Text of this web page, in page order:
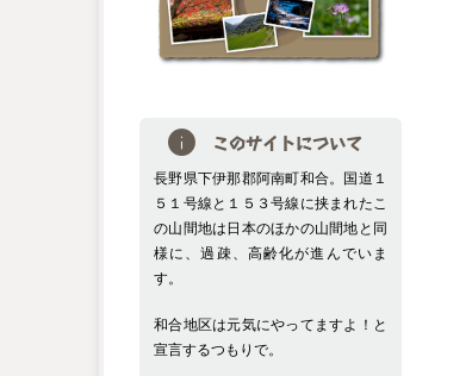
このサイトについて
長野県下伊那郡阿南町和合。国道１
５１号線と１５３号線に挟まれたこ
の山間地は日本のほかの山間地と同
様に、過疎、高齢化が進んでいま
す。
和合地区は元気にやってますよ！と
宣言するつもりで。